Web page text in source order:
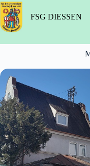
Zum
Inhalt
springen
FSG DIESSEN